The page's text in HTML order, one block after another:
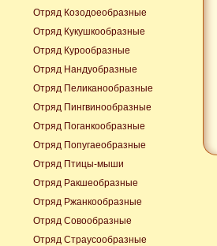
Отряд Козодоеобразные
Отряд Кукушкообразные
Отряд Курообразные
Отряд Нандуобразные
Отряд Пеликанообразные
Отряд Пингвинообразные
Отряд Поганкообразные
Отряд Попугаеобразные
Отряд Птицы-мыши
Отряд Ракшеобразные
Отряд Ржанкообразные
Отряд Совообразные
Отряд Страусообразные